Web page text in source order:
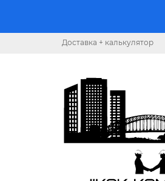
Доставка + калькулятор